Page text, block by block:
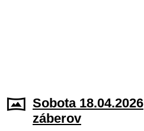
Sobota 18.04.2026
záberov